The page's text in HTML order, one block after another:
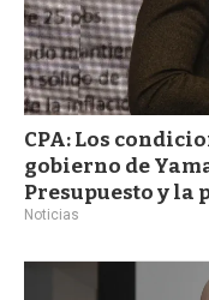
CPA: Los
gobierno de
Presupuesto y
Noticias